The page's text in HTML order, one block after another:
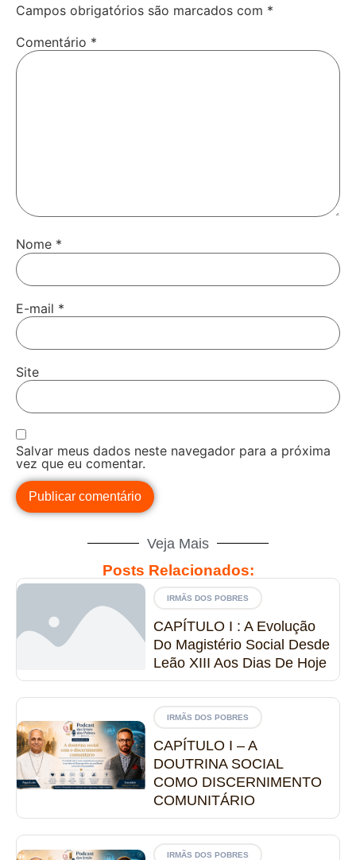
Campos obrigatórios são marcados com *
Comentário *
Nome *
E-mail *
Site
Salvar meus dados neste navegador para a próxima
vez que eu comentar.
Veja Mais
Posts Relacionados:
IRMÃS DOS POBRES
CAPÍTULO I : A Evolução
Do Magistério Social Desde
Leão XIII Aos Dias De Hoje
IRMÃS DOS POBRES
CAPÍTULO I – A
DOUTRINA SOCIAL
COMO DISCERNIMENTO
COMUNITÁRIO
IRMÃS DOS POBRES